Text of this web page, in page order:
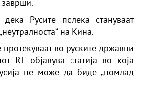
Русите полека стануваат
на Кина.
во руските државни
RT објавува статија во која
не може да биде „помлад